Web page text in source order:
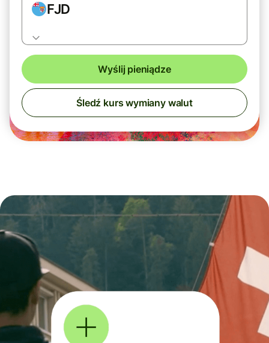
FJD
Wyślij pieniądze
Śledź kurs wymiany walut